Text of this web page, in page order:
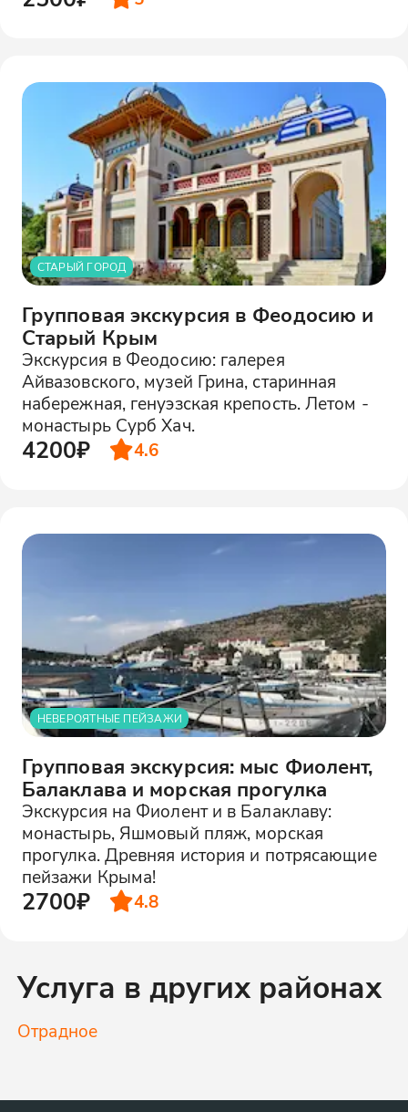
СТАРЫЙ ГОРОД
Групповая экскурсия в Феодосию и
Старый Крым
Экскурсия в Феодосию: галерея
Айвазовского, музей Грина, старинная
набережная, генуэзская крепость. Летом -
монастырь Сурб Хач.
4200₽ 4.6
НЕВЕРОЯТНЫЕ ПЕЙЗАЖИ
Групповая экскурсия: мыс Фиолент,
Балаклава и морская прогулка
Экскурсия на Фиолент и в Балаклаву:
монастырь, Яшмовый пляж, морская
прогулка. Древняя история и потрясающие
пейзажи Крыма!
2700₽ 4.8
Услуга в других районах
Отрадное